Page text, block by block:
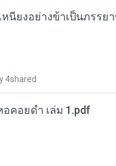
หนียงอย่างข้าเป็นภรรย
4shared
คอยดำ เล่ม 1.pdf